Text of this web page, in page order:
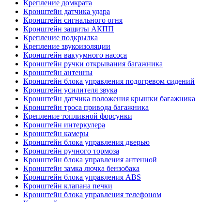
Крепление домкрата
Кронштейн датчика удара
Кронштейн сигнального огня
Кронштейн защиты АКПП
Крепление подкрылка
Крепление звукоизоляции
Кронштейн вакуумного насоса
Кронштейн ручки открывания багажника
Кронштейн антенны
Кронштейн блока управления подогревом сидений
Кронштейн усилителя звука
Кронштейн датчика положения крышки багажника
Кронштейн троса привода багажника
Крепление топливной форсунки
Кронштейн интеркулера
Кронштейн камеры
Кронштейн блока управления дверью
Кронштейн ручного тормоза
Кронштейн блока управления антенной
Кронштейн замка лючка бензобака
Кронштейн блока управления ABS
Кронштейн клапана печки
Кронштейн блока управления телефоном